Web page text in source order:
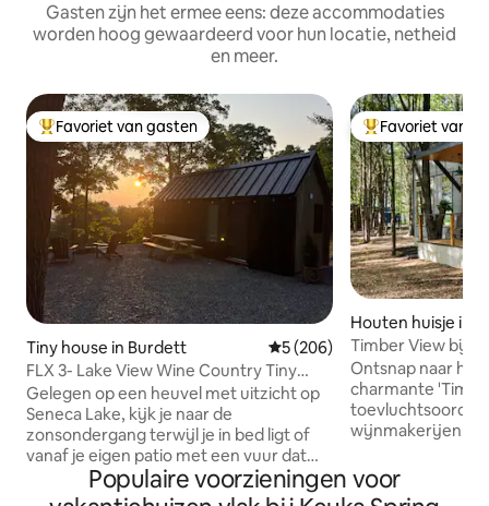
Gasten zijn het ermee eens: deze accommodaties
worden hoog gewaardeerd voor hun locatie, netheid
en meer.
Topfavoriet van gasten
Favoriet van gasten
Tiny house in Burdett Gemiddelde beoordeling
5 (206)
FLX 3- Lake View Wine Country Tiny
Cabin
Gelegen op een heuvel met uitzicht op
Seneca Lake, kijk je naar de
zonsondergang terwijl je in bed ligt of
vanaf je eigen patio met een vuur dat
knettert. We zijn lokale verhuurders en
zullen ervoor zorgen dat je een
Topfavoriet van
Favoriet van
Houten huisje in
Timber View bij
Ontsnap naar het
charmante
toevluchtsoord
wijnmakerijen en
voor diegenen
loskoppelen en
Populaire voorzieningen voor